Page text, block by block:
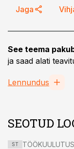
Jaga
See teema
ja saad alati
Lennundus
SEOTUD
ST